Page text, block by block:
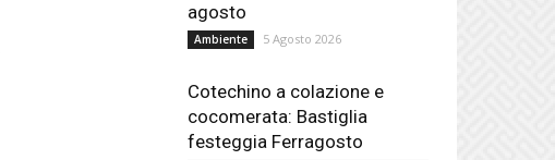
agosto
Ambiente 5 Agosto 2026
Cotechino a colazione e
cocomerata: Bastiglia
festeggia Ferragosto